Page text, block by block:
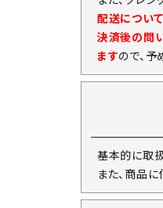
配送につい
決済後の問
ますので、予
基本的に取
また、商品